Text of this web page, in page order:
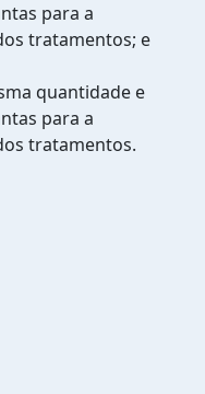
para a
tratamentos; e
quantidade e
para a
tratamentos.